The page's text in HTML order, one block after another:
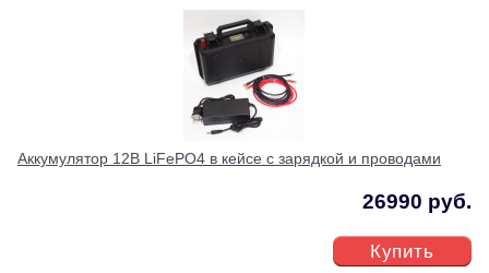
Аккумулятор 12В LiFePO4 в кейсе с зарядкой и проводами
26990 руб.
Купить